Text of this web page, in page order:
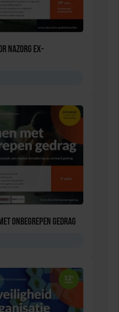
nazorg ex-
onbegrepen gedrag